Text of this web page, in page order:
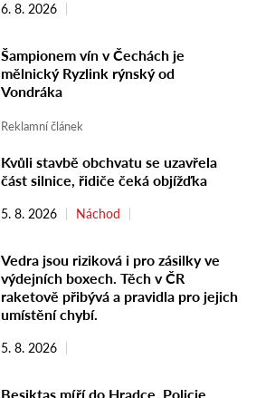
6. 8. 2026
Šampionem vín v Čechách je
mělnický Ryzlink rýnský od
Vondráka
Reklamní článek
Kvůli stavbě obchvatu se uzavřela
část silnice, řidiče čeká objížďka
5. 8. 2026 Náchod
Vedra jsou riziková i pro zásilky ve
výdejních boxech. Těch v ČR
raketově přibývá a pravidla pro jejich
umístění chybí.
5. 8. 2026
Beşiktaş míří do Hradce. Policie